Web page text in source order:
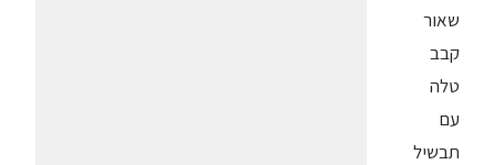
שאור
קבב
טלה
עם
תבשיל